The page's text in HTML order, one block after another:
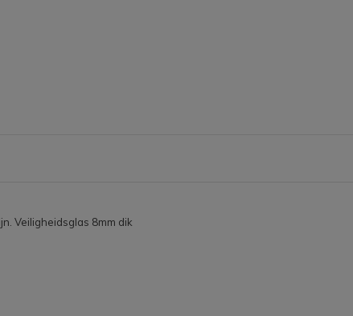
Veiligheidsglas 8mm dik